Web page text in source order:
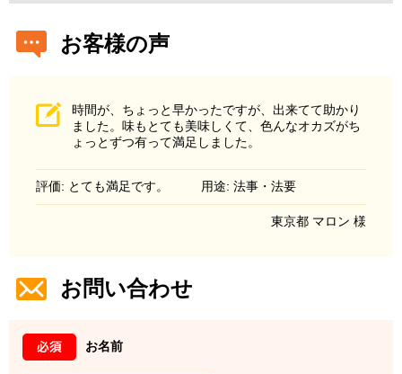
お客様の声
時間が、ちょっと早かったですが、出来てて助かり
ました。味もとても美味しくて、色んなオカズがち
ょっとずつ有って満足しました。
評価: とても満足です。 用途: 法事・法要
東京都 マロン 様
お問い合わせ
お名前